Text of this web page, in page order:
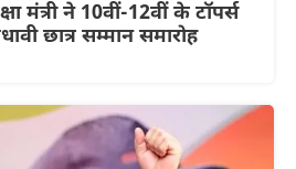
मंत्री ने 10वीं-12वीं के टॉपर्स
छात्र सम्मान समारोह